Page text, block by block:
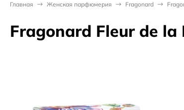
Главная Женская парфюмерия Fragonard
Fragonard Fleur de la